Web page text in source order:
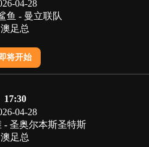
04-28
鱼 - 曼立联队
澳足总
将开始
17:30
04-28
- 圣奥尔本斯圣特斯
澳足总